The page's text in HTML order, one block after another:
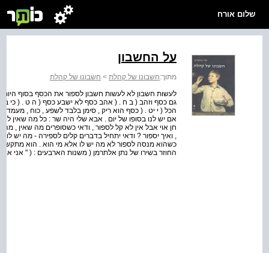
שלום אורח
על החשבון
מתוך:חשבונו של קהלת > חשבונו של קהלת
לעשות חשבון לא לעשות חשבון לספור את הכסף בסוף היום .
הכל ( י יט . ( כסף הוא ריק , סימן בלבד לשפע , כוח , מעמד ,
אם יש לנו בסופו של יום . אבא שלי היה שר : כל מה שאין לי
חן אוי אבל אין לא קל לספור , ודאי כשסופרים מה שאין ,
, ואיך יספור ? ודאי יתחיל בדברים קלים לספירה - מה יש
החוזר בשירו של נתן אלתרמן ( משנות הארבעים : ( " אני